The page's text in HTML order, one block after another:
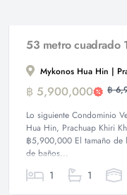
Mykonos Hua Hin |
฿ 5,900,000 ฿
Lo siguiente Condominio
Hua Hin, Prachuap Khiri
฿5,900,000 El tamaño de
de baños...
1 1